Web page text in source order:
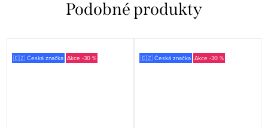
🇨🇿 Česká značka -30 % 🇨🇿 Česká značka -30 %